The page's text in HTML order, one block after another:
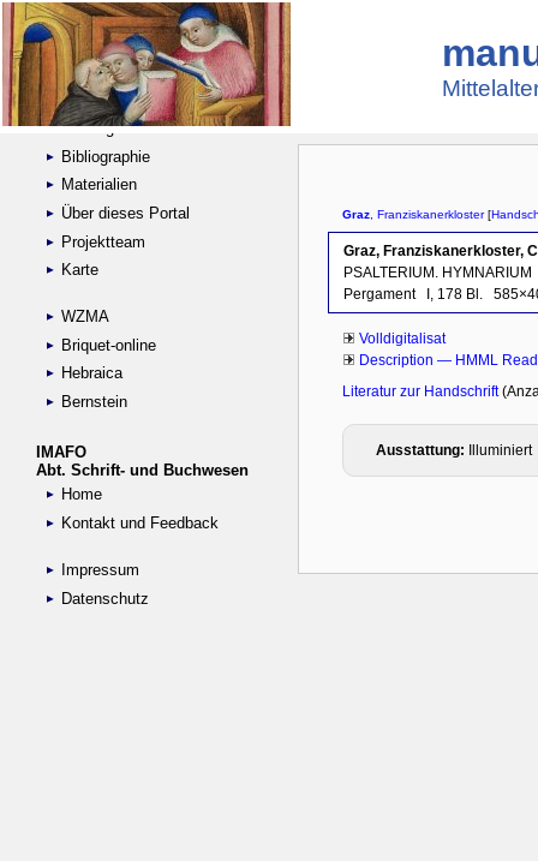
Suche
Handschriftensammlungen
Digitalisierte Handschriften
Kataloge
Bibliographie
Materialien
Über dieses Portal
Projektteam
Karte
WZMA
Briquet-online
Hebraica
Bernstein
IMAFO
Abt. Schrift- und Buchwesen
Home
Kontakt und Feedback
Impressum
Datenschutz